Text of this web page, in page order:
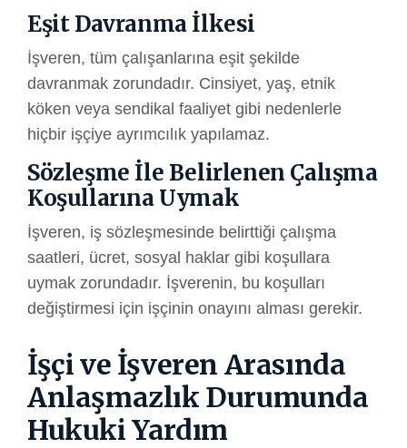
Eşit Davranma İlkesi
İşveren, tüm çalışanlarına eşit şekilde
davranmak zorundadır. Cinsiyet, yaş, etnik
köken veya sendikal faaliyet gibi nedenlerle
hiçbir işçiye ayrımcılık yapılamaz.
Sözleşme İle Belirlenen Çalışma
Koşullarına Uymak
İşveren, iş sözleşmesinde belirttiği çalışma
saatleri, ücret, sosyal haklar gibi koşullara
uymak zorundadır. İşverenin, bu koşulları
değiştirmesi için işçinin onayını alması gerekir.
İşçi ve İşveren Arasında
Anlaşmazlık Durumunda
Hukuki Yardım